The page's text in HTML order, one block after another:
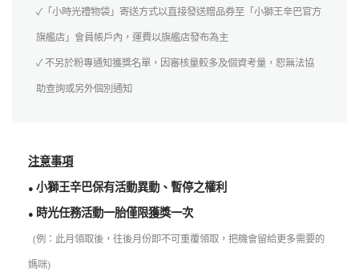
✓「小時光禮物袋」寄送方式以直接發送贈品券至「小獅王辛巴官方
旗艦店」會員帳戶內，運費以旗艦店發布為主
✓ 不另於粉專通知獲獎名單，因審核量較多及個資考量，恕無法協
助查詢或另外個別通知
注意事項
● 小獅王辛巴保有活動異動、暫停之權利
● 時光任務活動一胎僅限獲獎一次
(例：此月領取後，往後月份即不可重覆領取，把機會留給更多需要的
媽咪)